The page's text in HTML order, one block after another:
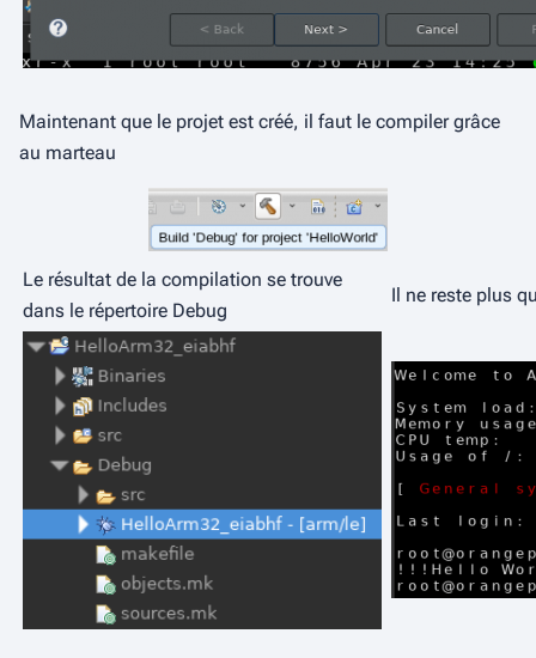
Maintenant que le projet est créé, il faut le compiler grâce
au marteau
Le résultat de la compilation se trouve
dans le répertoire Debug
Il ne reste plus